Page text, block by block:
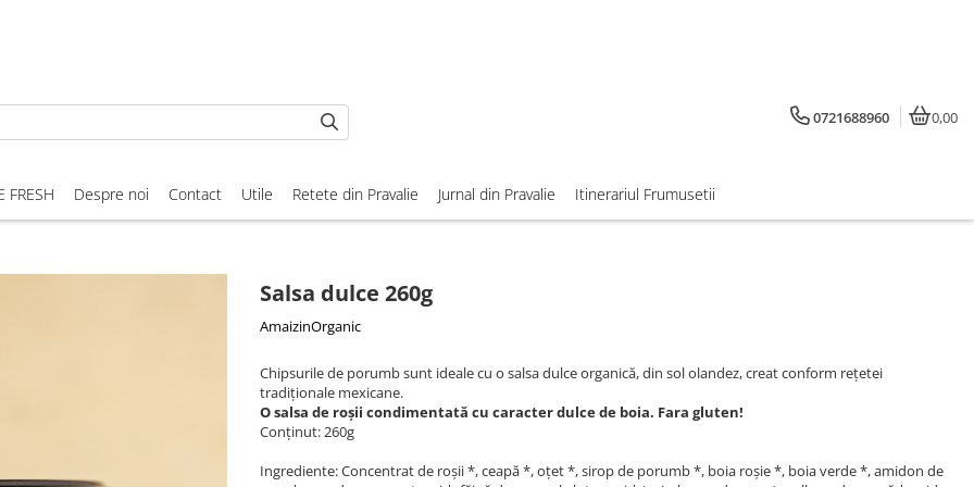
0721688960 0,00
FRESH Despre noi Contact Utile Retete din Pravalie Jurnal din Pravalie Itinerariul Frumusetii
Salsa dulce 260g
AmaizinOrganic
Chipsurile de porumb sunt ideale cu o salsa dulce organică, din sol olandez, creat conform rețetei
tradiționale mexicane.
O salsa de roșii condimentată cu caracter dulce de boia. Fara gluten!
Conținut: 260g
Ingrediente: Concentrat de roșii *, ceapă *, oțet *, sirop de porumb *, boia roșie *, boia verde *, amidon de